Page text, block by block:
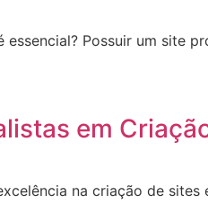
Possuir um site
em
na criação de